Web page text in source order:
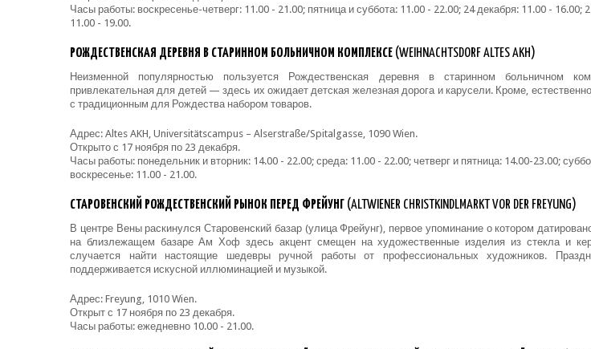
Часы работы: воскресенье-четверг: 11.00 - 21.00; пятница и суббота: 11.00 - 22.00; 24 декабря: 11.00 - 16.00;
11.00 - 19.00.
РОЖДЕСТВЕНСКАЯ ДЕРЕВНЯ В СТАРИННОМ БОЛЬНИЧНОМ КОМПЛЕКСЕ (WEIHNACHTSDORF ALTES AKH)
Неизменной популярностью пользуется Рождественская деревня в старинном больничном
привлекательная для детей — здесь их ожидает детская железная дорога и карусели. Кроме,
с традиционным для Рождества набором товаров.
Адрес: Altes AKH, Universitätscampus – Alserstraße/Spitalgasse, 1090 Wien.
Открыто с 17 ноября по 23 декабря.
Часы работы: понедельник и вторник: 14.00 - 22.00; среда: 11.00 - 22.00; четверг и пятница: 14.00-23.00;
воскресенье: 11.00 - 21.00.
СТАРОВЕНСКИЙ РОЖДЕСТВЕНСКИЙ РЫНОК ПЕРЕД ФРЕЙУНГ (ALTWIENER CHRISTKINDLMARKT VOR DER FREYUNG)
В центре Вены раскинулся Старовенский базар (улица Фрейунг), первое упоминание о котором
на близлежащем базаре Ам Хоф здесь акцент смещен на художественные изделия из стекла и
случается найти настоящие шедевры ручной работы от профессиональных художников.
поддерживается искусной иллюминацией и музыкой.
Адрес: Freyung, 1010 Wien.
Открыт с 17 ноября по 23 декабря.
Часы работы: ежедневно 10.00 - 21.00.